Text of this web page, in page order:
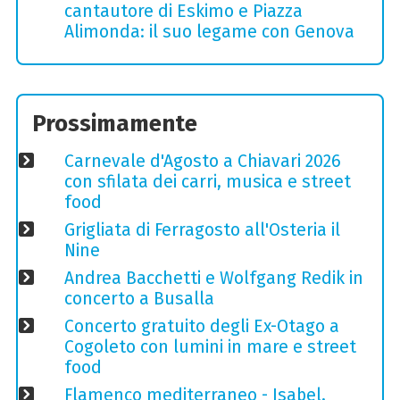
cantautore di Eskimo e Piazza
Alimonda: il suo legame con Genova
Prossimamente
Carnevale d'Agosto a Chiavari 2026
con sfilata dei carri, musica e street
food
Grigliata di Ferragosto all'Osteria il
Nine
Andrea Bacchetti e Wolfgang Redik in
concerto a Busalla
Concerto gratuito degli Ex-Otago a
Cogoleto con lumini in mare e street
food
Flamenco mediterraneo - Isabel,